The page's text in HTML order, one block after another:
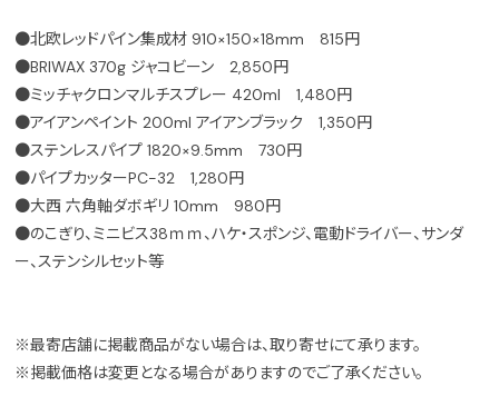
●北欧レッドパイン集成材 910×150×18mm 815円
●BRIWAX 370g ジャコビーン 2,850円
●ミッチャクロンマルチスプレー 420ml 1,480円
●アイアンペイント 200ml アイアンブラック 1,350円
●ステンレスパイプ 1820×9.5mm 730円
●パイプカッターPC-32 1,280円
●大西 六角軸ダボギリ 10mm 980円
●のこぎり、ミニビス38ｍｍ、ハケ・スポンジ、電動ドライバー、サンダ
ー、ステンシルセット等
※最寄店舗に掲載商品がない場合は、取り寄せにて承ります。
※掲載価格は変更となる場合がありますのでご了承ください。